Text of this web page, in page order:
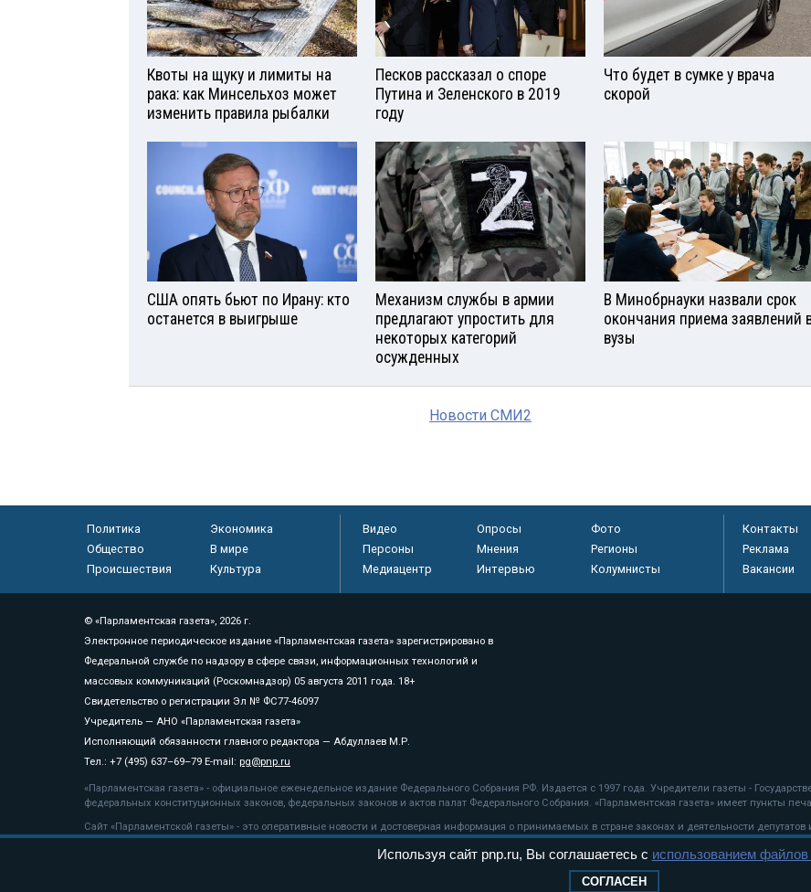
Квоты на щуку и лимиты на
рака: как Минсельхоз может
изменить правила рыбалки
Песков рассказал о споре
Путина и Зеленского в 2019
году
Что будет в сумке у врача
скорой
США опять бьют по Ирану: кто
останется в выигрыше
Механизм службы в армии
предлагают упростить для
некоторых категорий
осужденных
В Минобрнауки назвали срок
окончания приема заявлений
вузы
Новости СМИ2
Политика
Экономика
Общество
В мире
Происшествия
Культура
Видео Опросы
Фото
Персоны
Мнения
Регионы
Медиацентр
Интервью Колумнисты
Контакты
Реклама
Вакансии
© «Парламентская газета», 2026 г.
Электронное периодическое издание «Парламентская газета» зарегистрировано в
Федеральной службе по надзору в сфере связи, информационных технологий и
массовых коммуникаций (Роскомнадзор) 05 августа 2011 года. 18+
Свидетельство о регистрации Эл № ФС77-46097
Учредитель — АНО «Парламентская газета»
Исполняющий обязанности главного редактора — Абдуллаев М.Р.
Тел.: +7 (495) 637–69–79 E-mail: pg@pnp.ru
«Парламентская газета» - официальное еженедельное издание Федерального Собрания РФ. Издается с 1997 года. Учредители газеты -
федеральных конституционных законов, федеральных законов и актов палат Федерального Собрания. «Парламентская газета» имеет пункты
Сайт «Парламентской газеты» - это оперативные новости и достоверная информация о принимаемых в стране законах и деятельности
«Парламентской газеты» активная ссылка на pnp.ru обязательна.
рекомендательные технологии
Используя сайт pnp.ru, Вы соглашаетесь с использованием файлов
СОГЛАСЕН